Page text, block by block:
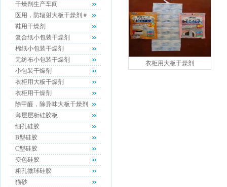
干燥剂生产车间
医用，防辐射大板干燥剂 #
鞋用干燥剂
复合纸小包装干燥剂
棉纸小包装干燥剂
无纺布小包装干燥剂
小包装干燥剂
衣柜用大板干燥剂
衣柜用干燥剂
除甲醛，除异味大板干燥剂
薄层层析硅胶板
细孔硅胶
B型硅胶
C型硅胶
变色硅胶
粗孔微球硅胶
猫砂
衣柜用大板干燥剂